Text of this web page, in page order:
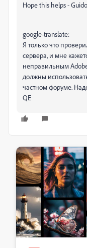
Hope this helps -
google-translate:
Я только что
сервера, и мне
неправильным
должны
частном форуме.
QE